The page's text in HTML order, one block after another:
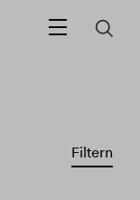
Filtern